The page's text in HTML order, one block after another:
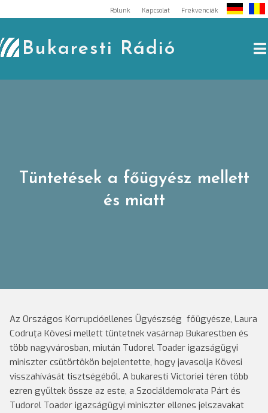
to
content
Rólunk Kapcsolat Frekvenciák
Bukaresti Rádió
Tüntetések a főügyész mellett
és miatt
Az Országos Korrupcióellenes Ügyészség főügyésze, Laura
Codruţa Kövesi mellett tüntetnek vasárnap Bukarestben és
több nagyvárosban, miután Tudorel Toader igazságügyi
miniszter csütörtökön bejelentette, hogy javasolja Kövesi
visszahívását tisztségéből. A bukaresti Victoriei téren több
ezren gyűltek össze az este, a Szociáldemokrata Párt és
Tudorel Toader igazságügyi miniszter ellenes jelszavakat